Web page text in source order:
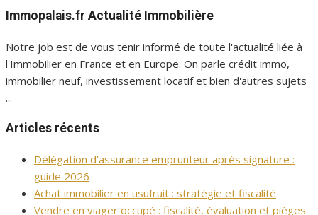
Immopalais.fr Actualité Immobilière
Notre job est de vous tenir informé de toute l'actualité liée à
l'Immobilier en France et en Europe. On parle crédit immo,
immobilier neuf, investissement locatif et bien d'autres sujets
...
Articles récents
Délégation d’assurance emprunteur après signature :
guide 2026
Achat immobilier en usufruit : stratégie et fiscalité
Vendre en viager occupé : fiscalité, évaluation et pièges